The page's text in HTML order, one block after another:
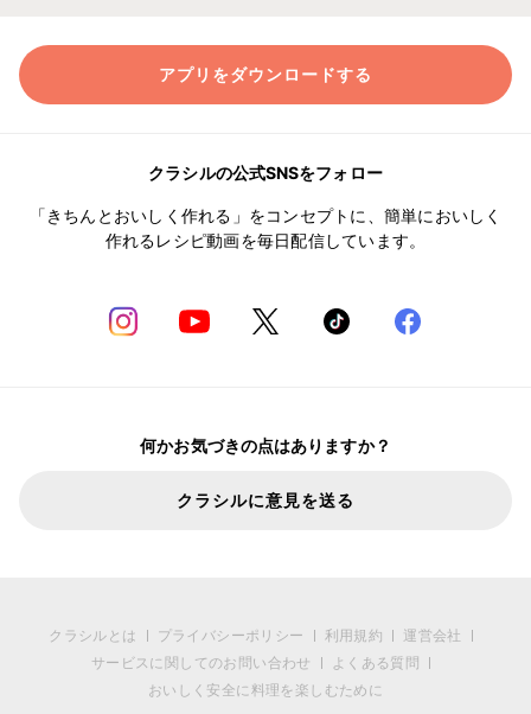
アプリをダウンロードする
クラシルの公式SNSをフォロー
「きちんとおいしく作れる」をコンセプトに、簡単においしく
作れるレシピ動画を毎日配信しています。
何かお気づきの点はありますか？
クラシルに意見を送る
クラシルとは プライバシーポリシー 利用規約
運営会社
サービスに関してのお問い合わせ
よくある質問
おいしく安全に料理を楽しむために